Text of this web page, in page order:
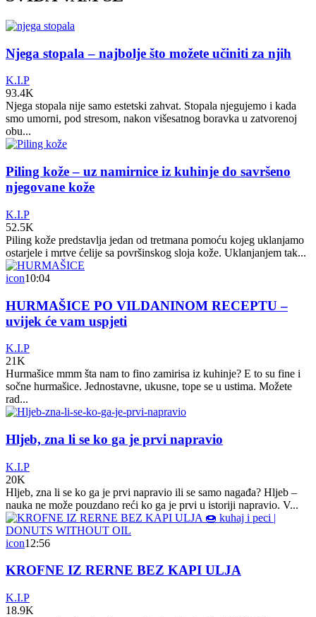
Njega stopala – najbolje što možete učiniti za njih
K.I.P
93.4K
Njega stopala nije samo estetski zahvat. Stopala njegujemo i kada
smo umorni, pod stresom, nakon višesatnog boravka u zatvorenoj
obu...
Piling kože – uz namirnice iz kuhinje do savršeno
njegovane kože
K.I.P
52.5K
Piling kože predstavlja jedan od tretmana pomoću kojeg uklanjamo
ostarjele i mrtve ćelije sa površinskog sloja kože. Uklanjanjem tak...
icon10:04
HURMAŠICE PO VILDANINOM RECEPTU –
uvijek će vam uspjeti
K.I.P
21K
Hurmašice mmm šta nam to fino zamirisa iz kuhinje? E to su fine i
sočne hurmašice. Jednostavne, ukusne, tope se u ustima. Možete
rad...
Hljeb, zna li se ko ga je prvi napravio
K.I.P
20K
Hljeb, zna li se ko ga je prvi napravio ili se samo nagađa? Hljeb –
nauka ne može pouzdano reći ko ga je prvi u istoriji napravio. V...
icon12:56
KROFNE IZ RERNE BEZ KAPI ULJA
K.I.P
18.9K